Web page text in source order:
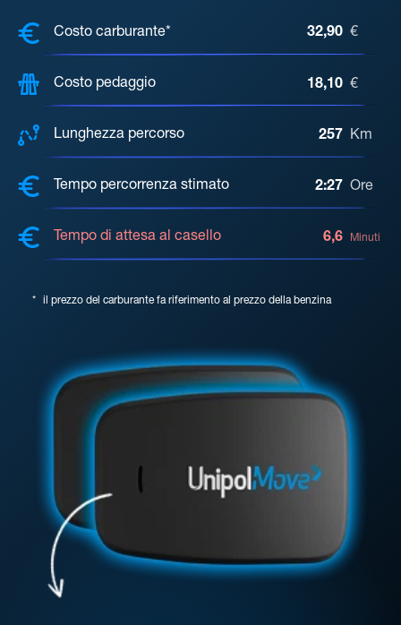
COSTI, DISTANZA, TEMPO DI
Costo carburante* 32,90 €
Costo pedaggio 18,10 €
Lunghezza percorso 257 Km
Tempo percorrenza stimato 2:27 Ore
Tempo di attesa al casello 6,6 Minuti
* il prezzo del carburante fa riferimento al prezzo della benzina